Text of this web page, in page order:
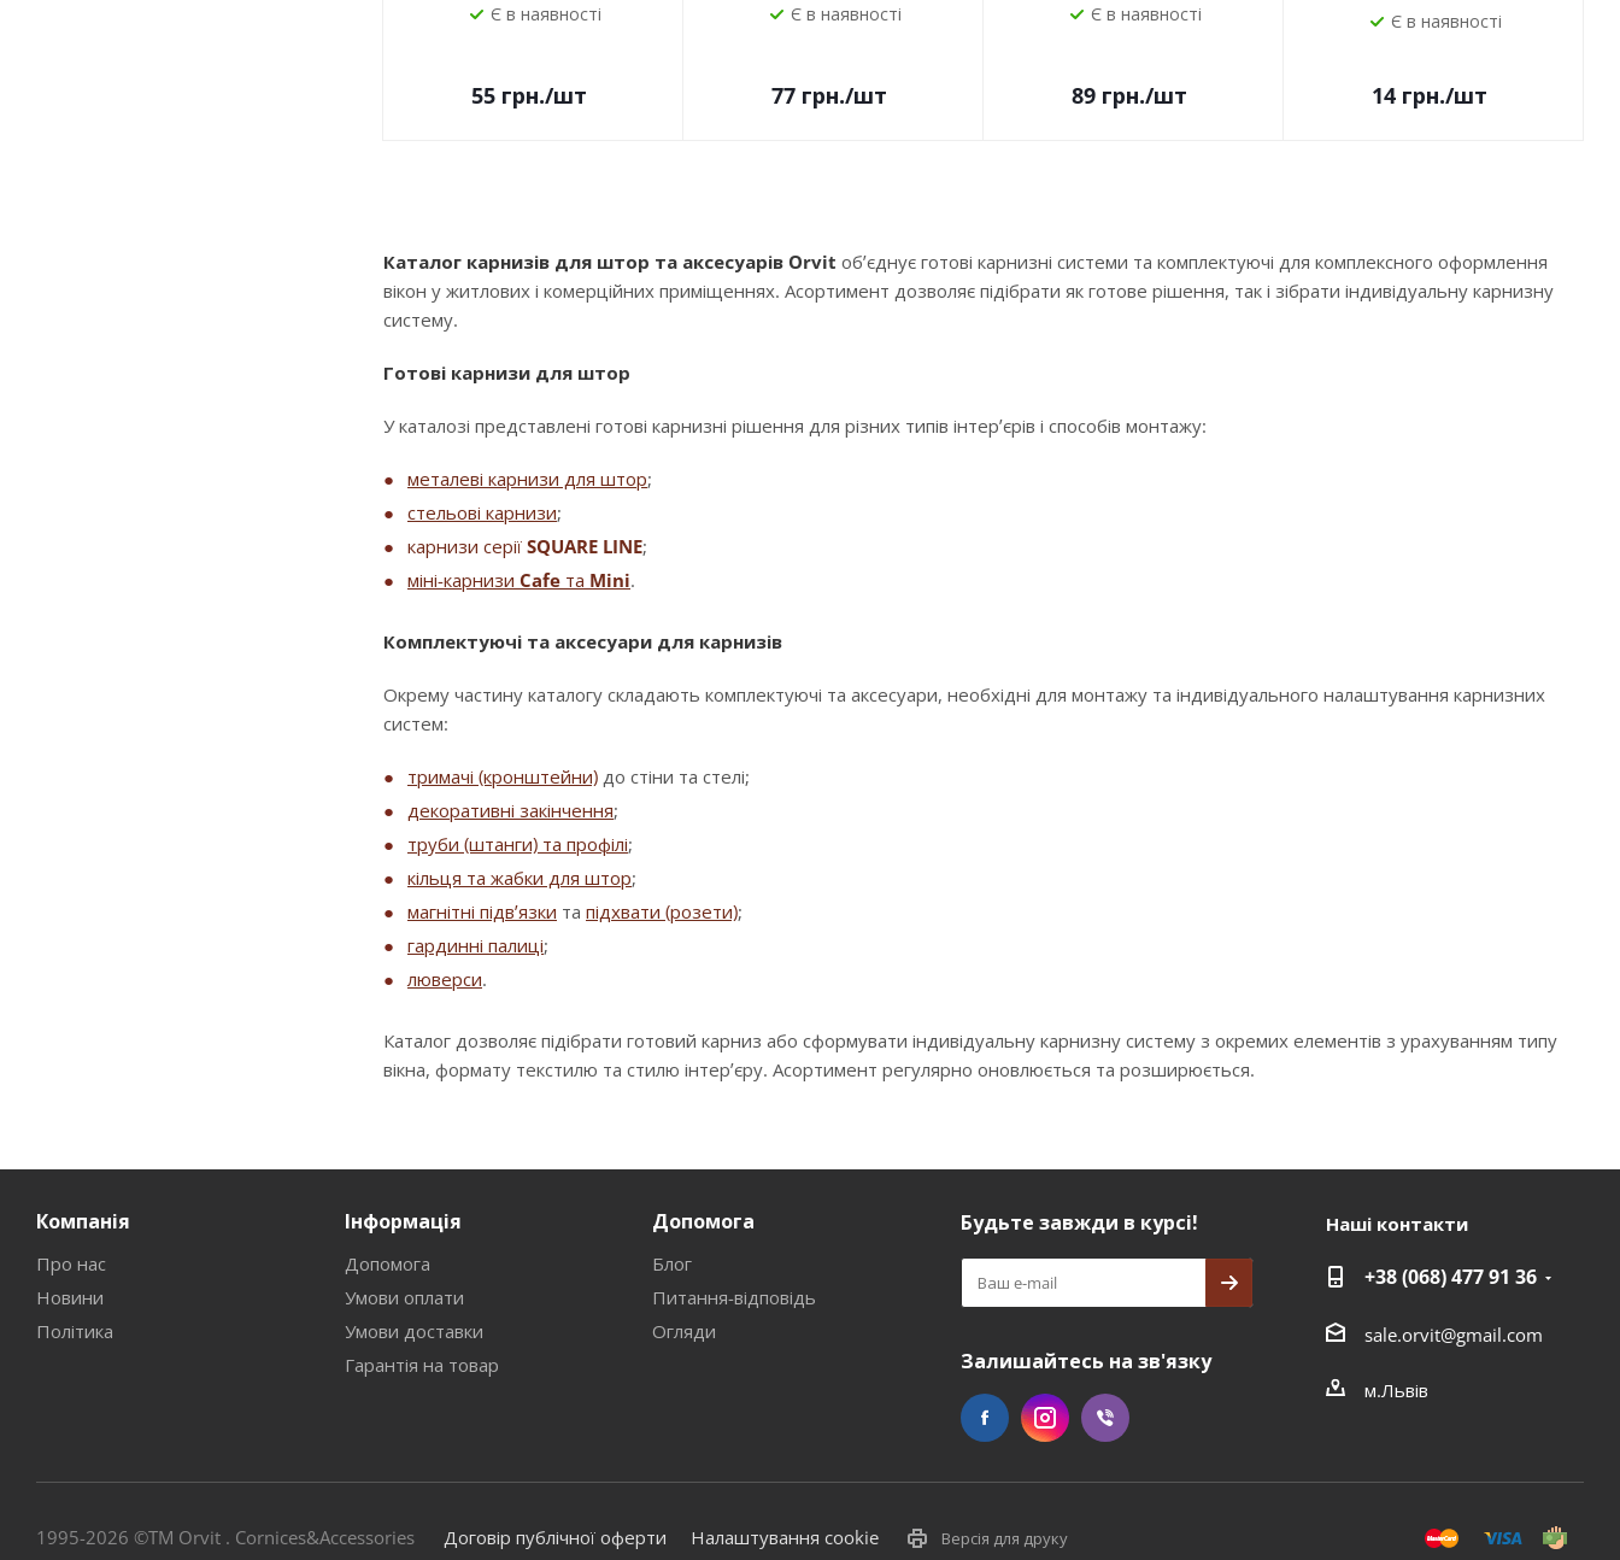
Є в наявності
55 грн./шт
Є в наявності
77 грн./шт
Є в наявності
89 грн./шт
Є в наявності
14 грн./шт
Каталог карнизів для штор та аксесуарів Orvit об’єднує готові карнизні системи та комплектуючі для комплексного оформлення
вікон у житлових і комерційних приміщеннях. Асортимент дозволяє підібрати як готове рішення, так і зібрати індивідуальну карнизну
систему.
Готові карнизи для штор
У каталозі представлені готові карнизні рішення для різних типів інтер’єрів і способів монтажу:
металеві карнизи для штор;
стельові карнизи;
карнизи серії SQUARE LINE;
міні-карнизи Cafe та Mini.
Комплектуючі та аксесуари для карнизів
Окрему частину каталогу складають комплектуючі та аксесуари, необхідні для монтажу та індивідуального налаштування карнизних
систем:
тримачі (кронштейни) до стіни та стелі;
декоративні закінчення;
труби (штанги) та профілі;
кільця та жабки для штор;
магнітні підв’язки та підхвати (розети);
гардинні палиці;
люверси.
Каталог дозволяє підібрати готовий карниз або сформувати індивідуальну карнизну систему з окремих елементів з урахуванням типу
вікна, формату текстилю та стилю інтер’єру. Асортимент регулярно оновлюється та розширюється.
Компанія
Про нас
Новини
Політика
Інформація
Допомога
Умови оплати
Умови доставки
Гарантія на товар
Допомога
Блог
Питання-відповідь
Огляди
Будьте завжди в курсі!
Залишайтесь на зв'язку
Наші контакти
+38 (068) 477 91 36
sale.orvit@gmail.com
м.Львів
1995-2026 ©TM Orvit . Cornices&Accessories Договір публічної оферти Налаштування cookie Версія для друку